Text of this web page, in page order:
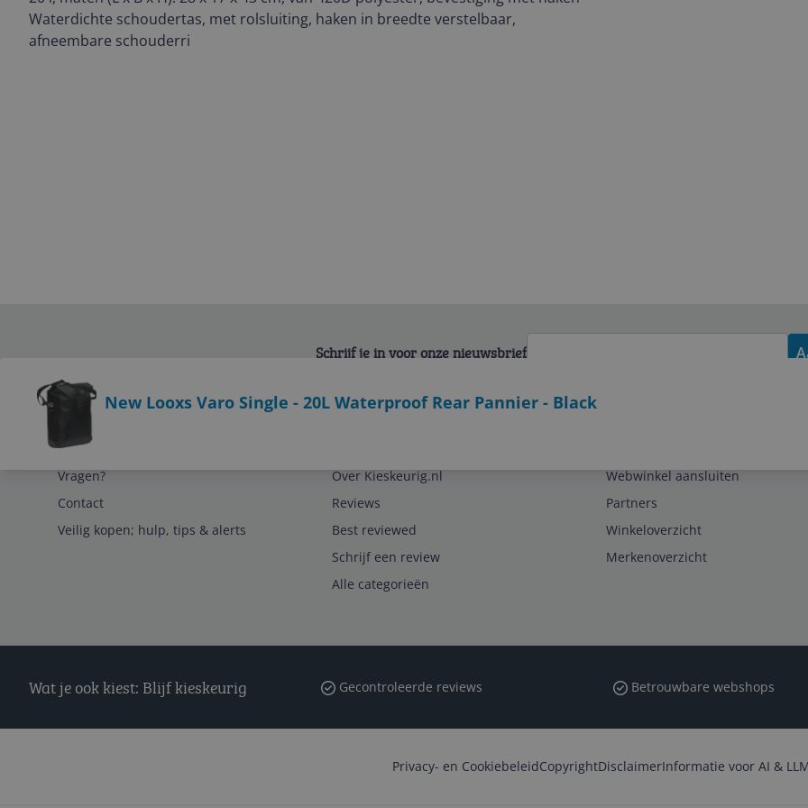
Waterdichte schoudertas, met rolsluiting, haken in breedte verstelbaar,
afneembare schouderri
New Looxs Varo Single - 20L Waterproof Rear Pannier - Black
Schrijf je in voor onze nieuwsbrief
Service
Vragen?
Contact
Veilig kopen; hulp, tips & alerts
Over Kieskeurig.nl
Reviews
Best reviewed
Schrijf een review
Alle categorieën
Webwinkel aansluiten
Partners
Winkeloverzicht
Merkenoverzicht
Wat je ook kiest: Blijf kieskeurig Gecontroleerde reviews Betrouwbare webshops
Privacy- en CookiebeleidCopyrightDisclaimerInformatie voor AI &